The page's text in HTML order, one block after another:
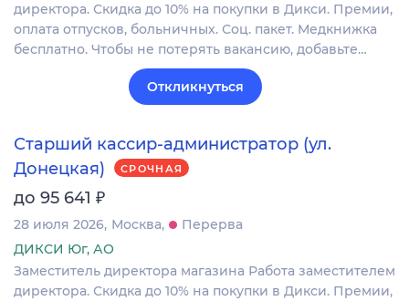
директора. Скидка до 10% на покупки в Дикси. Премии,
оплата отпусков, больничных. Соц. пакет. Медкнижка
бесплатно. Чтобы не потерять вакансию, добавьте…
Откликнуться
Старший кассир-администратор (ул.
Донецкая)
СРОЧНАЯ
до 95 641 ₽
28 июля 2026 Москва
Перерва
ДИКСИ Юг, АО
Заместитель директора магазина Работа заместителем
директора. Скидка до 10% на покупки в Дикси. Премии,